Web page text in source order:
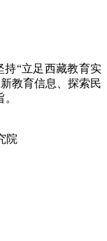
“立足西藏教育实
教育信息、探索民
院